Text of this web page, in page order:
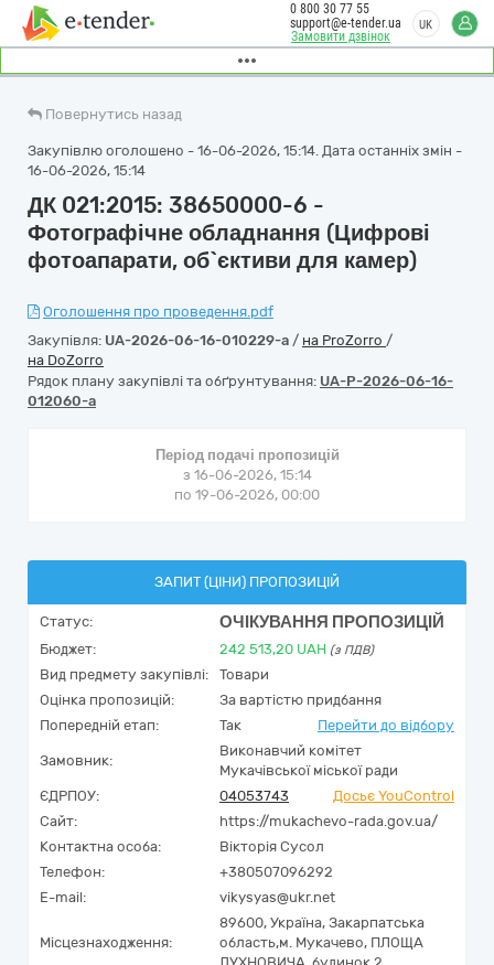
Замовити дзвінок
0 800 30 77 55
support@e-tender.ua
UK
Повернутись назад
Закупівлю оголошено - 16-06-2026, 15:14. Дата останніх змін -
16-06-2026, 15:14
ДК 021:2015: 38650000-6 -
Фотографічне обладнання (Цифрові
фотоапарати, об`єктиви для камер)
Оголошення про проведення.pdf
Закупівля: UA-2026-06-16-010229-a / на ProZorro /
на DoZorro
Рядок плану закупівлі та обґрунтування: UA-P-2026-06-16-
012060-a
Період подачі пропозицій
з 16-06-2026, 15:14
по 19-06-2026, 00:00
ЗАПИТ (ЦІНИ) ПРОПОЗИЦІЙ
Статус: ОЧІКУВАННЯ ПРОПОЗИЦІЙ
Бюджет: 242 513,20 UAH (з ПДВ)
Вид предмету закупівлі:
Товари
Оцінка пропозицій:
За вартістю придбання
Попередній етап:
Так Перейти до відбору
Замовник:
Виконавчий комітет
Мукачівської міської ради
ЄДРПОУ:
04053743
Досьє YouControl
Сайт:
https://mukachevo-rada.gov.ua/
Контактна особа:
Вікторія Сусол
Телефон:
+380507096292
E-mail:
vikysyas@ukr.net
Місцезнаходження:
89600, Україна, Закарпатська
область,м. Мукачево, ПЛОЩА